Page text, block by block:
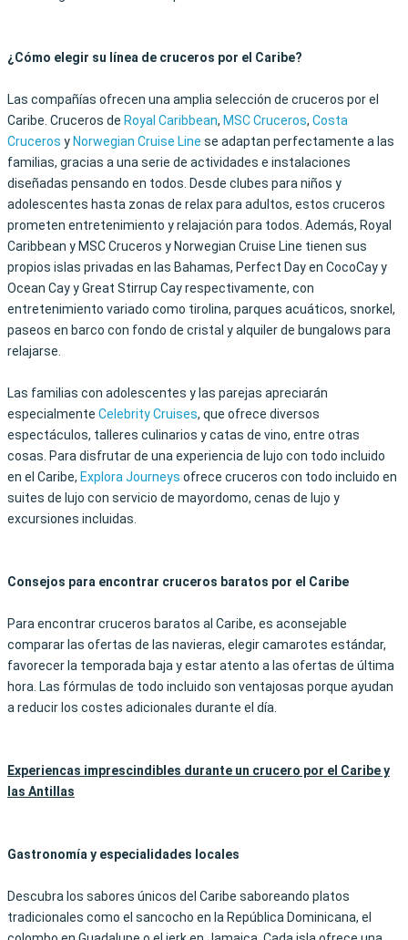
¿Cómo elegir su línea de cruceros por el Caribe?
Las compañías ofrecen una amplia selección de cruceros por el
Caribe. Cruceros de Royal Caribbean, MSC Cruceros, Costa
Cruceros y Norwegian Cruise Line se adaptan perfectamente a las
familias, gracias a una serie de actividades e instalaciones
diseñadas pensando en todos. Desde clubes para niños y
adolescentes hasta zonas de relax para adultos, estos cruceros
prometen entretenimiento y relajación para todos. Además, Royal
Caribbean y MSC Cruceros y Norwegian Cruise Line tienen sus
propios islas privadas en las Bahamas, Perfect Day en CocoCay y
Ocean Cay y Great Stirrup Cay respectivamente, con
entretenimiento variado como tirolina, parques acuáticos, snorkel,
paseos en barco con fondo de cristal y alquiler de bungalows para
relajarse.
Las familias con adolescentes y las parejas apreciarán
especialmente Celebrity Cruises, que ofrece diversos
espectáculos, talleres culinarios y catas de vino, entre otras
cosas. Para disfrutar de una experiencia de lujo con todo incluido
en el Caribe, Explora Journeys ofrece cruceros con todo incluido en
suites de lujo con servicio de mayordomo, cenas de lujo y
excursiones incluidas.
Consejos para encontrar cruceros baratos por el Caribe
Para encontrar cruceros baratos al Caribe, es aconsejable
comparar las ofertas de las navieras, elegir camarotes estándar,
favorecer la temporada baja y estar atento a las ofertas de última
hora. Las fórmulas de todo incluido son ventajosas porque ayudan
a reducir los costes adicionales durante el día.
Experiencas imprescindibles durante un crucero por el Caribe y
las Antillas
Gastronomía y especialidades locales
Descubra los sabores únicos del Caribe saboreando platos
tradicionales como el sancocho en la República Dominicana, el